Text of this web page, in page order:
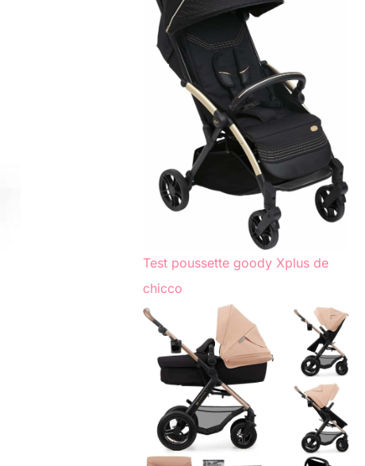
Test poussette goody Xplus de
chicco